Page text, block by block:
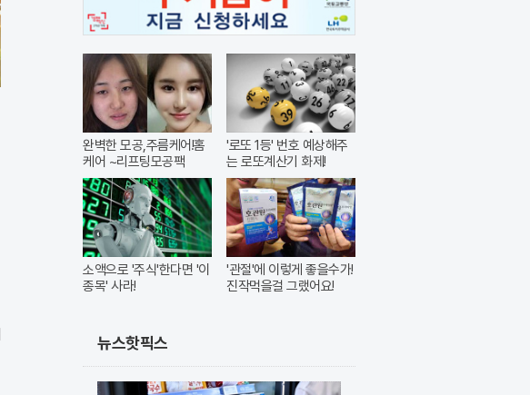
완벽한 모공,주름케어!홈
케어 ~리프팅모공팩
'로또 1등' 번호 예상해주
는 로또계산기 화제!
소액으로 '주식'한다면 '이
종목' 사라!
'관절'에 이렇게 좋을수가!
진작먹을걸 그랬어요!
뉴스핫픽스